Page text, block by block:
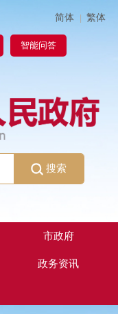
简体 | 繁体
智能问答
搜索
市政府
政务资讯